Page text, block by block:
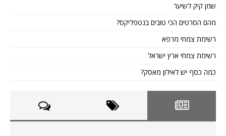
שמן קיק לשיער
מהם הסרטים הכי טובים בנטפליקס?
רשימת צמחי מרפא
רשימת צמחי ארץ ישראל
כמה כסף יש לאילון מאסק?